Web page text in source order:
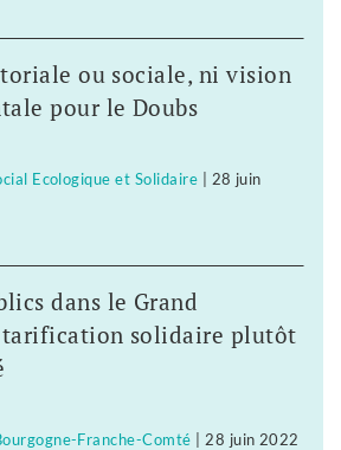
ou sociale, ni vision
pour le Doubs
Ecologique et Solidaire
28 juin
dans le Grand
tarification solidaire plutôt
Franche-Comté 28 juin 2022